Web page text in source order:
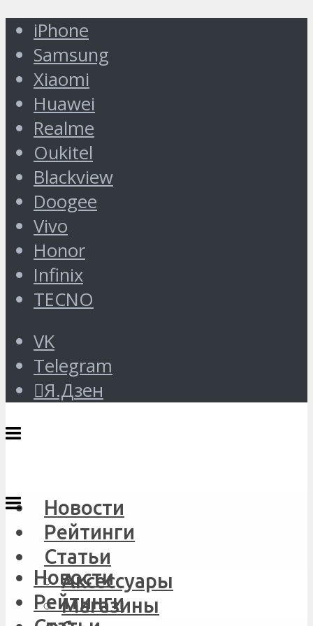
iPhone
Samsung
Xiaomi
Huawei
Realme
Oukitel
Blackview
Doogee
Vivo
Honor
Infinix
TECNO
VK
Telegram
Я.Дзен
Новости
Рейтинги
Статьи
Аксессуары
Магазины
Новости
Рейтинги